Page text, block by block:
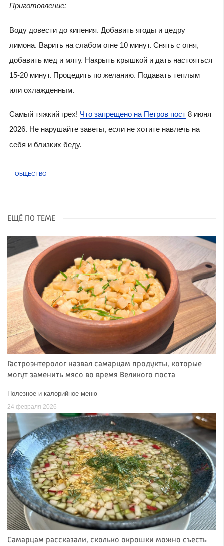
Приготовление:
Воду довести до кипения. Добавить ягоды и цедру
лимона. Варить на слабом огне 10 минут. Снять с огня,
добавить мед и мяту. Накрыть крышкой и дать настояться
15-20 минут. Процедить по желанию. Подавать теплым
или охлажденным.
Самый тяжкий грех! Что запрещено на Петров пост8 июня
2026. Не нарушайте заветы, если не хотите навлечь на
себя и близких беду.
ОБЩЕСТВО
ЕЩЁ ПО ТЕМЕ
Гастроэнтеролог назвал самарцам продукты, которые
могут заменить мясо во время Великого поста
Полезное и калорийное меню
24 февраля 2026
Самарцам рассказали, сколько окрошки можно съесть